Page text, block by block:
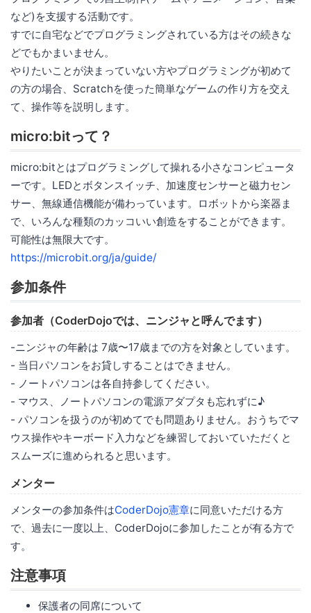
など)を支援する活動です。
すでに自宅などでプログラミングされている方はその続きな
どでもかまいません。
やりたいことが決まっていない方やプログラミングが初めて
の方の場合、Scratchを使った簡単なゲームの作り方を交え
て、操作等を説明します。
micro:bitって？
micro:bitとはプログラミングして操れる小さなコンピュータ
ーです。LEDとボタンスイッチ、加速度センサーと磁力セン
サー、無線通信機能が備わっています。ロボットから楽器ま
で、いろんな種類のカッコいい創造をすることができます。
可能性は無限大です。
https://microbit.org/ja/guide/
参加条件
参加者（CoderDojoでは、ニンジャと呼んでます）
-ニンジャの年齢は 7歳〜17歳までの方を対象としています。
- 当日パソコンをお貸しすることはできません。
- ノートパソコンは各自持参してください。
- マウス、ノートパソコンの電源アダプタも忘れずに♪
- パソコンを扱うのが初めてでも問題ありません。おうちでマ
ウス操作やキーボード入力などを練習しておいていただくと
スムーズに進められると思います。
メンター
メンターの参加条件はCoderDojo憲章に同意いただける方
で、過去に一度以上、CoderDojoに参加したことが有る方で
す。
注意事項
保護者の同席について